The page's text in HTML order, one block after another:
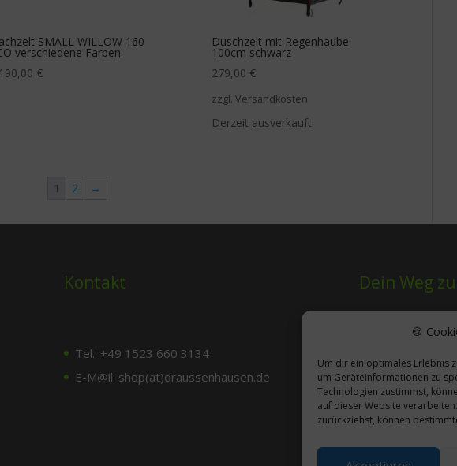
🍪
Um dir ein optimales Erlebnis
um Geräteinformationen zu
Technologien zustimmst,
auf dieser Website
zurückziehst, können
SMALL WILLOW 160
verschiedene Farben
€
Duschzelt mit Regenhaube
100cm schwarz
279,00 €
zzgl. Versandkosten
Derzeit ausverkauft
1 2 →
Kontakt
Tel.: +49 1523 660 3134
E-M@il: shop(at)draussenhausen.de
Dein Weg
Auf dem Knuf 4
59073 Hamm